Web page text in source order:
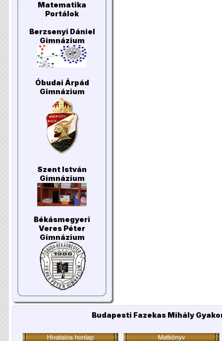
Matematika
Portálok
Berzsenyi Dániel
Gimnázium
Óbudai Árpád
Gimnázium
Szent István
Gimnázium
Békásmegyeri
Veres Péter
Gimnázium
Budapesti Fazekas Mihály